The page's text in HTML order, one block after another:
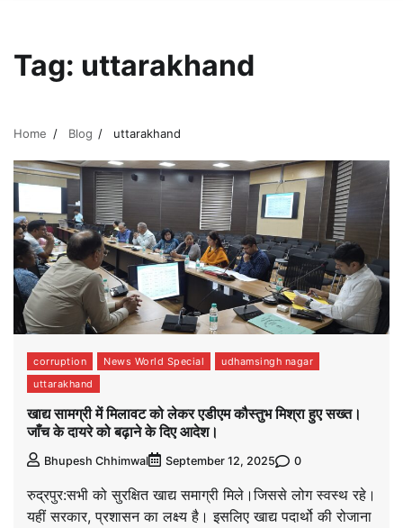
Tag: uttarakhand
Home Blog uttarakhand
corruption News World Special
udhamsingh nagar
uttarakhand
खाद्य सामग्री में मिलावट को लेकर एडीएम कौस्तुभ मिश्रा हुए सख्त।
जाँच के दायरे को बढ़ाने के दिए आदेश।
Bhupesh Chhimwal September 12, 2025 0
रुद्रपुर:सभी को सुरक्षित खाद्य समाग्री मिले।जिससे लोग स्वस्थ रहे।
यहीं सरकार, प्रशासन का लक्ष्य है। इसलिए खाद्य पदार्थो की रोजाना